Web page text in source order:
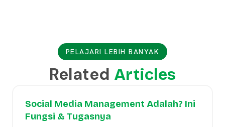
PELAJARI LEBIH BANYAK
Related Articles
Social Media Management Adalah? Ini
Fungsi & Tugasnya